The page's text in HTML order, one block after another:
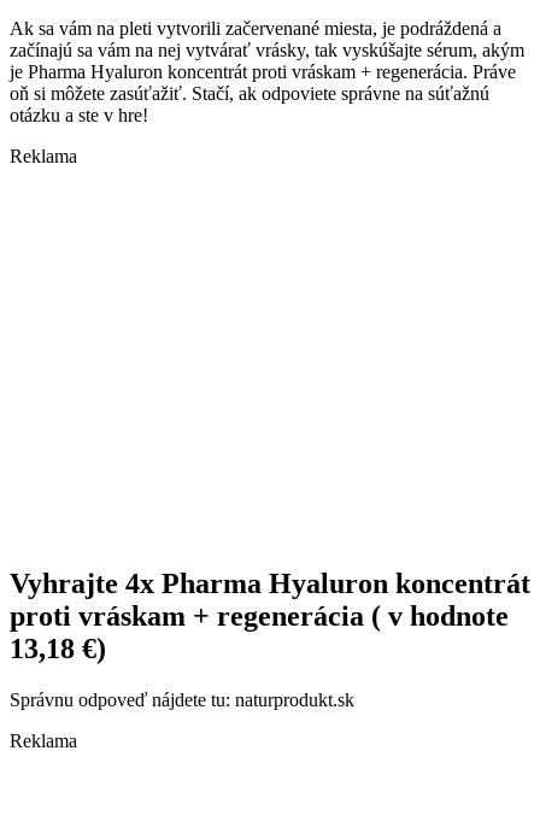
Ak sa vám na pleti vytvorili začervenané miesta, je podráždená a
začínajú sa vám na nej vytvárať vrásky, tak vyskúšajte sérum, akým
je Pharma Hyaluron koncentrát proti vráskam + regenerácia. Práve
oň si môžete zasúťažiť. Stačí, ak odpoviete správne na súťažnú
otázku a ste v hre!
Reklama
Vyhrajte 4x Pharma Hyaluron koncentrát
proti vráskam + regenerácia ( v hodnote
13,18 €)
Správnu odpoveď nájdete tu: naturprodukt.sk
Reklama